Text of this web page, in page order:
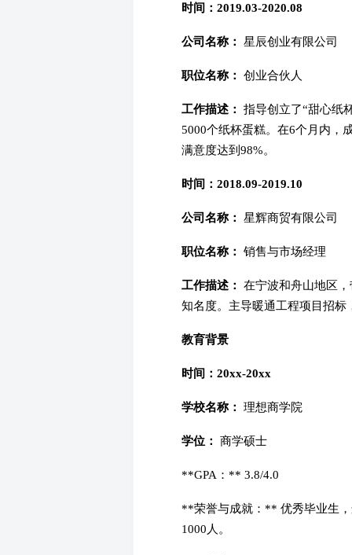
时间：2019.03-2020.08
公司名称： 星辰创业有限公司
职位名称： 创业合伙人
工作描述：
指导创立了“甜心纸
5000个纸杯蛋糕。在6个月内，
满意度达到98%。
时间：2018.09-2019.10
公司名称： 星辉商贸有限公司
职位名称： 销售与市场经理
工作描述：
在宁波和舟山地区
知名度。主导暖通工程项目招标
教育背景
时间：20xx-20xx
学校名称： 理想商学院
学位： 商学硕士
**GPA：** 3.8/4.0
**荣誉与成就：** 优秀毕业生
1000人。